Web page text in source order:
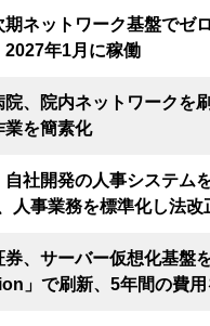
期ネットワーク基盤でゼ
2027年1月に稼働
院、院内ネットワークを
業を簡素化
自社開発の人事システム
人事業務を標準化し法改
、サーバー仮想化基盤
」で刷新、5年間の費用